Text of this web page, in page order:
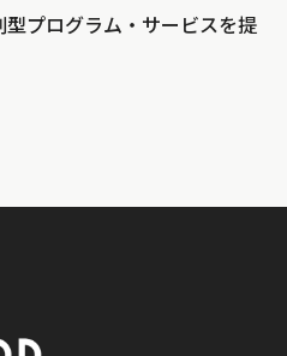
プログラム・サービスを提